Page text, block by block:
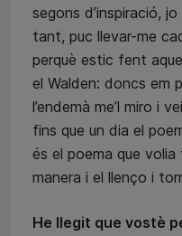
segons d’inspiració,
tant, puc llevar-me
perquè estic fent
el Walden: doncs em
l’endemà me’l miro i
fins que un dia el
és el poema que
manera i el llenço i
He llegit que vostè